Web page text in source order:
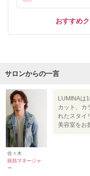
おすすめ
サロンからの一言
佐々木
統括マネージャ
ー
LUMINAは
カット、カ
れたスタイ
美容室をお